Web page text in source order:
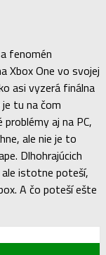
fenomén
Xbox One vo svojej
asi vyzerá finálna
tu na čom
aj na PC,
ale nie je to
Dlhohrajúcich
ale istotne poteší,
A čo poteší ešte